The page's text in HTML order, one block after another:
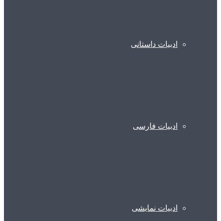
ادبیات داستانی
ادبیات فارسی
ادبیات نمایشی